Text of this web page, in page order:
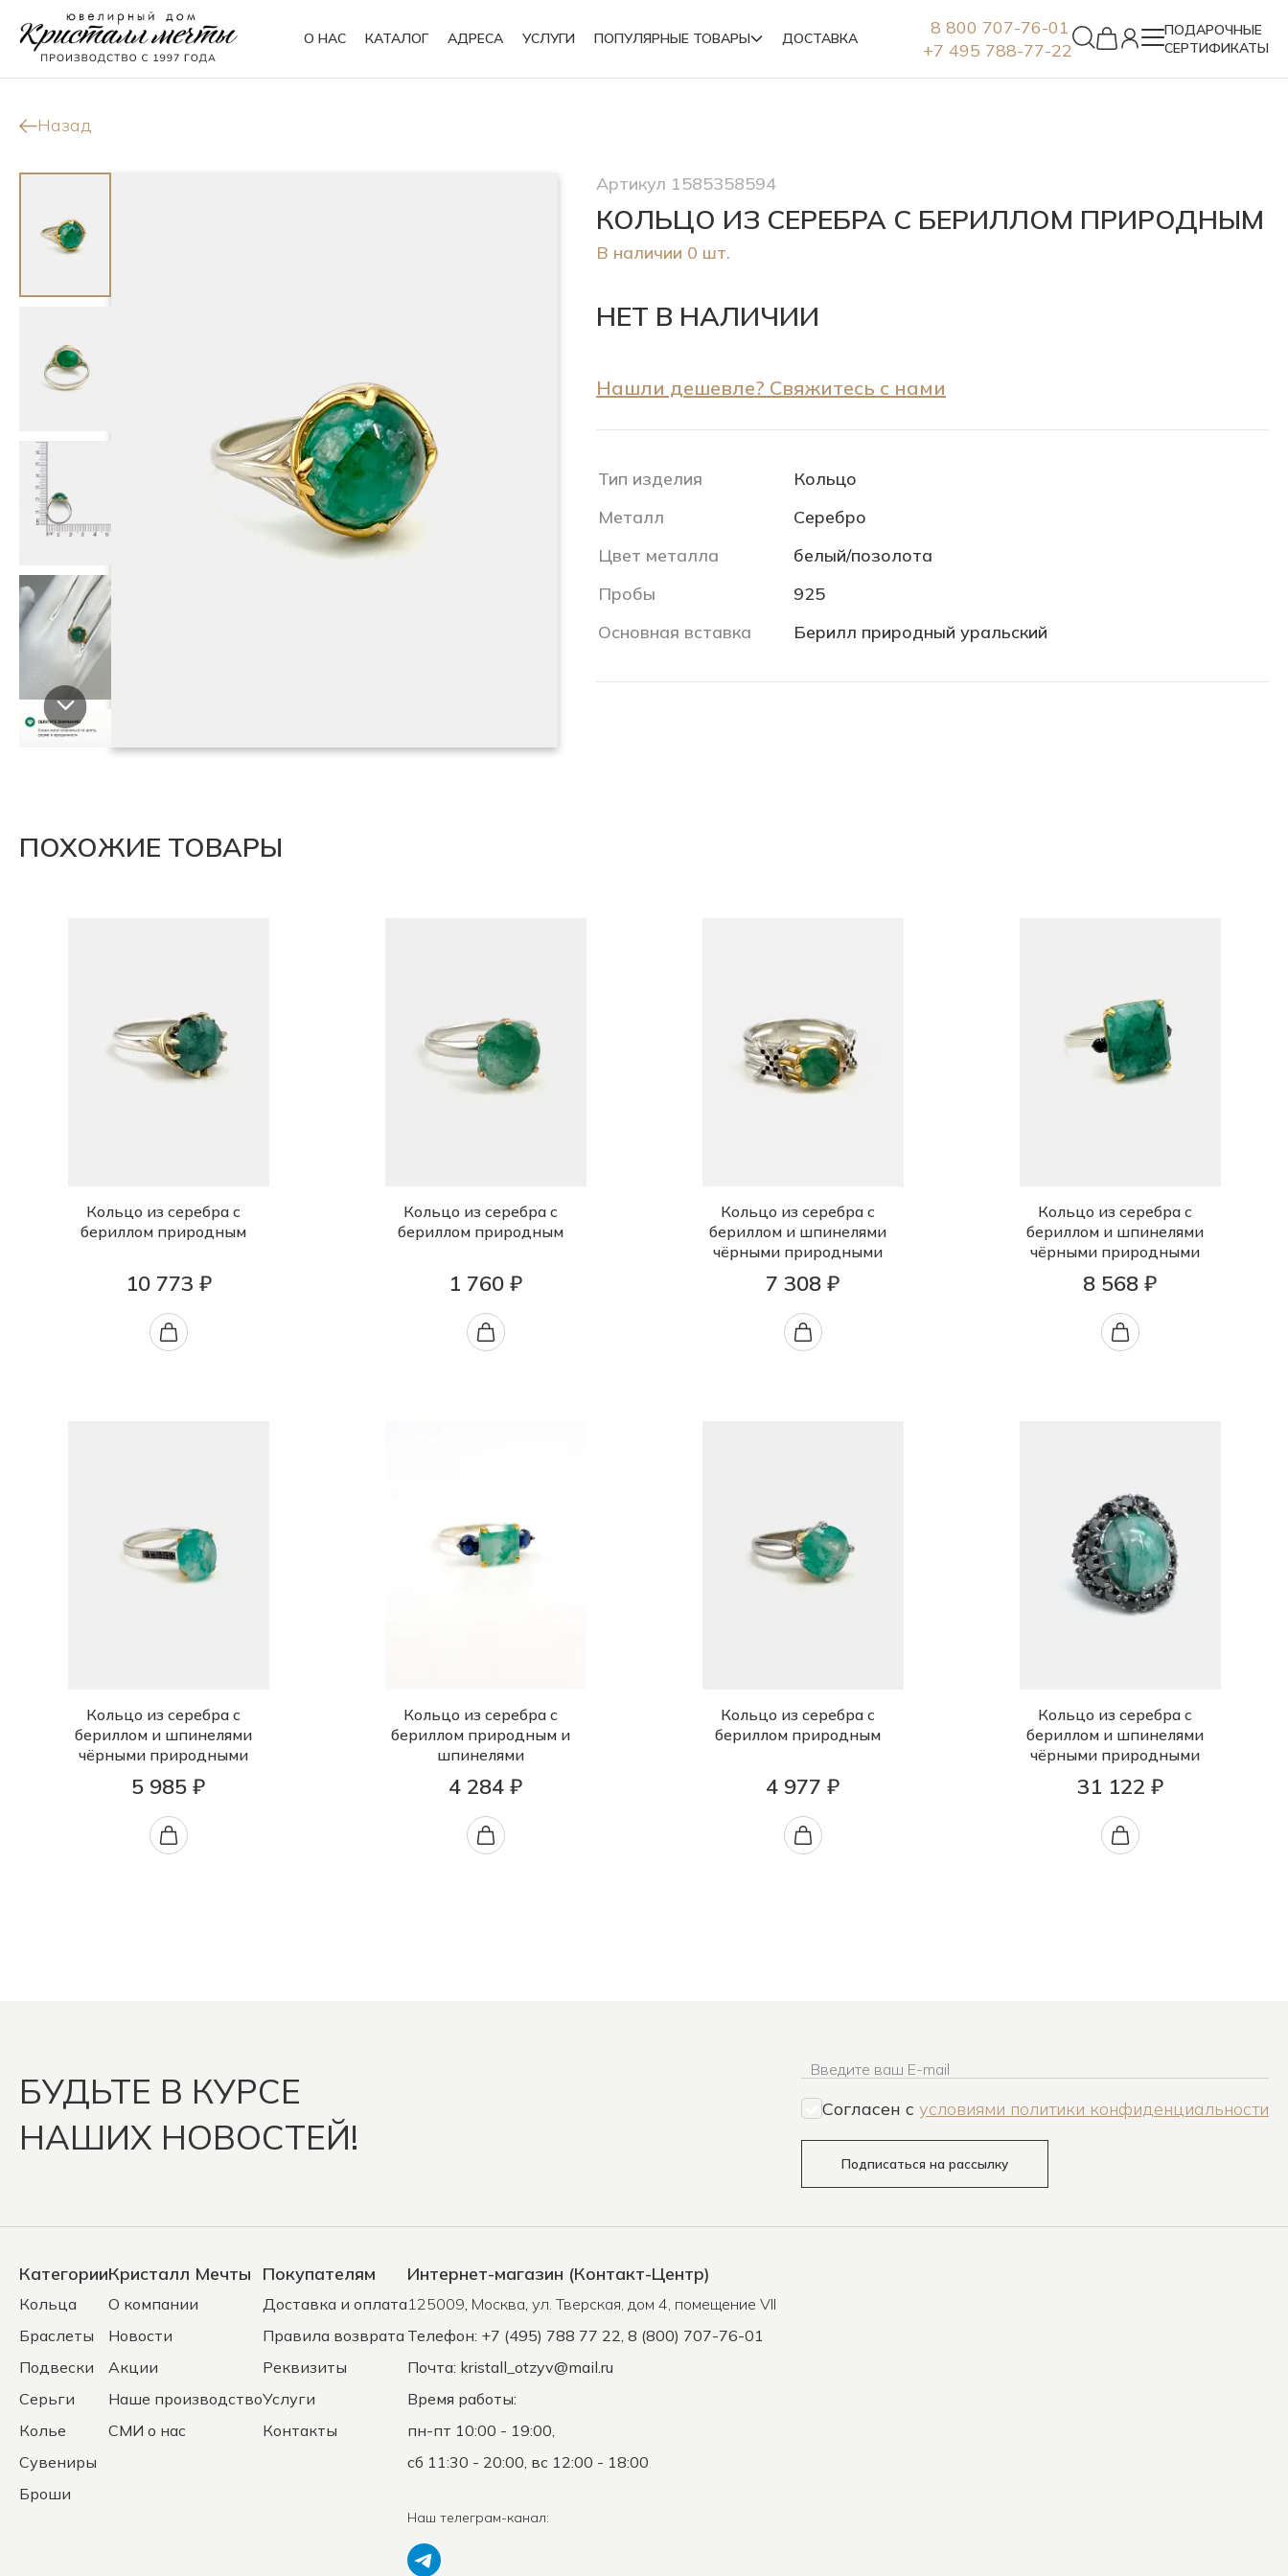
О НАС КАТАЛОГ АДРЕСА УСЛУГИ ПОПУЛЯРНЫЕ ТОВАРЫ ДОСТАВКА
8 800 707-76-01
+7 495 788-77-22
ПОДАРОЧНЫЕ
СЕРТИФИКАТЫ
Кольца
Броши
Назад
Артикул 1585358594
КОЛЬЦО ИЗ СЕРЕБРА С БЕРИЛЛОМ ПРИРОДНЫМ
В наличии 0 шт.
НЕТ В НАЛИЧИИ
Нашли дешевле? Свяжитесь с нами
Тип изделия
Кольцо
Металл
Серебро
Цвет металла
белый/позолота
Пробы
925
Основная вставка
Берилл природный уральский
ПОХОЖИЕ ТОВАРЫ
Кольцо из серебра с
бериллом природным
10 773 ₽
Кольцо из серебра с
бериллом природным
1 760 ₽
Кольцо из серебра с
бериллом и шпинелями
чёрными природными
7 308 ₽
Кольцо из серебра с
бериллом и шпинелями
чёрными природными
8 568 ₽
Кольцо из серебра с
бериллом и шпинелями
чёрными природными
5 985 ₽
Кольцо из серебра с
бериллом природным и
шпинелями
4 284 ₽
Кольцо из серебра с
бериллом природным
4 977 ₽
Кольцо из серебра с
бериллом и шпинелями
чёрными природными
31 122 ₽
БУДЬТЕ В КУРСЕ
НАШИХ НОВОСТЕЙ!
Введите ваш E-mail
Согласен c условиями политики конфиденциальности
Подписаться на рассылку
Категории
Кольца
Браслеты
Подвески
Серьги
Колье
Сувениры
Броши
Кристалл Мечты
О компании
Новости
Акции
Наше производство
СМИ о нас
Покупателям
Доставка и оплата
Правила возврата
Реквизиты
Услуги
Контакты
Интернет-магазин (Контакт-Центр)
125009, Москва, ул. Тверская, дом 4, помещение VII
Телефон: +7 (495) 788 77 22, 8 (800) 707-76-01
Почта: kristall_otzyv@mail.ru
Время работы:
пн-пт 10:00 - 19:00,
сб 11:30 - 20:00, вс 12:00 - 18:00
Наш телеграм-канал: